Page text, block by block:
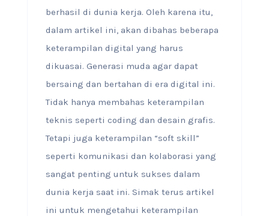
berhasil di dunia kerja. Oleh karena itu,
dalam artikel ini, akan dibahas beberapa
keterampilan digital yang harus
dikuasai. Generasi muda agar dapat
bersaing dan bertahan di era digital ini.
Tidak hanya membahas keterampilan
teknis seperti coding dan desain grafis.
Tetapi juga keterampilan “soft skill”
seperti komunikasi dan kolaborasi yang
sangat penting untuk sukses dalam
dunia kerja saat ini. Simak terus artikel
ini untuk mengetahui keterampilan